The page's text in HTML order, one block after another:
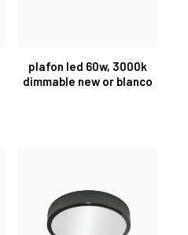
plafon led 60w, 3000k
dimmable new or blanco